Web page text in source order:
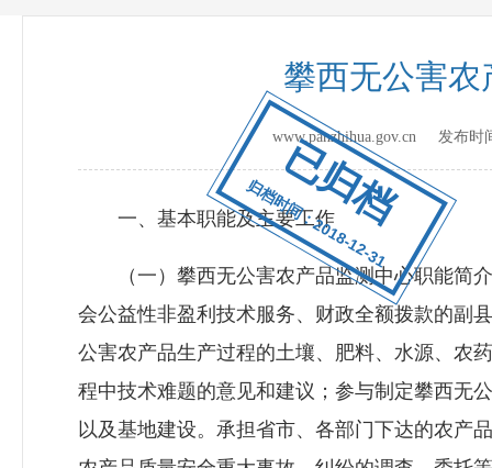
已归档
归档时间：2018-12-31
攀西无公害农
www.panzhihua.gov.cn 发布时
一、基本职能及主要工作
（一）攀西无公害农产品监测中心职能简介
会公益性非盈利技术服务、财政全额拨款的副
公害农产品生产过程的土壤、肥料、水源、农
程中技术难题的意见和建议；参与制定攀西无
以及基地建设。承担省市、各部门下达的农产